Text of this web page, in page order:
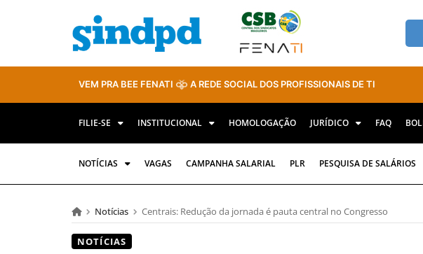
VEM PRA BEE FENATI A REDE SOCIAL DOS PROFISSIONAIS DE TI
FILIE-SE INSTITUCIONAL HOMOLOGAÇÃO JURÍDICO FAQ
NOTÍCIAS VAGAS CAMPANHA SALARIAL PLR PESQUISA DE SALÁRIOS
Notícias Centrais: Redução da jornada é pauta central no Congresso
NOTÍCIAS